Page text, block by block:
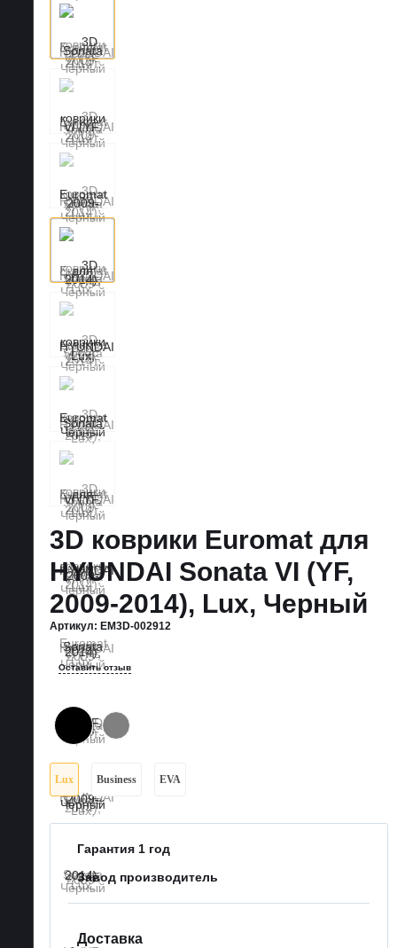
3D коврики Euromat для
HYUNDAI Sonata VI (YF,
2009-2014), Lux, Черный
Артикул: EM3D-002912
Оставить отзыв
Lux Business EVA
Гарантия 1 год
Завод производитель
Доставка